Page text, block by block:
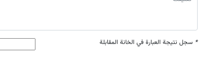
* سجل نتيجة العبارة في الخانة المقابلة